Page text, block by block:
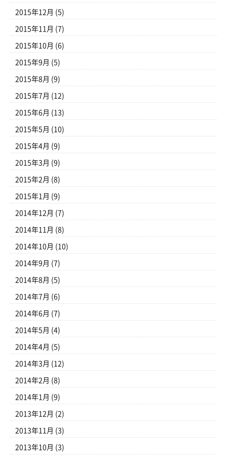
2015年12月 (5)
2015年11月 (7)
2015年10月 (6)
2015年9月 (5)
2015年8月 (9)
2015年7月 (12)
2015年6月 (13)
2015年5月 (10)
2015年4月 (9)
2015年3月 (9)
2015年2月 (8)
2015年1月 (9)
2014年12月 (7)
2014年11月 (8)
2014年10月 (10)
2014年9月 (7)
2014年8月 (5)
2014年7月 (6)
2014年6月 (7)
2014年5月 (4)
2014年4月 (5)
2014年3月 (12)
2014年2月 (8)
2014年1月 (9)
2013年12月 (2)
2013年11月 (3)
2013年10月 (3)